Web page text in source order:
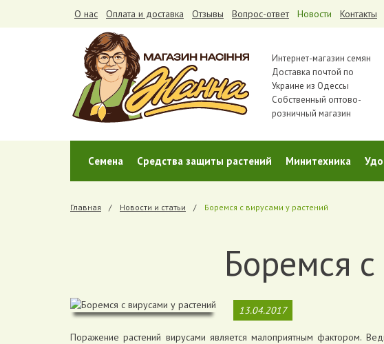
О нас Оплата и доставка Отзывы Вопрос-ответ Новости Контакты
Интернет-магазин семян
Доставка почтой по
Украине из Одессы
Собственный оптово-
розничный магазин
Cемена Средства защиты растений Минитехника
Главная Новости и статьи Боремся с вирусами у растений
Боремся
13.04.2017
Поражение растений вирусами является малоприятным фактором.